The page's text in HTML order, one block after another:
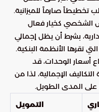
تخطيطاً صارماً للميزانية.
الشخصي كخيار فعال
بشرط أن يظل إجمالي
تقرها الأنظمة البنكية.
أسعار الوحدات، قد
الإجمالية، لذا من
على المدى الطويل.
التمويل